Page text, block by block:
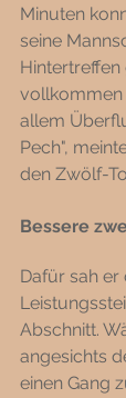
Minuten
seine
Hintertreffen
vollkommen
allem
Pech",
den Zwölf-
Bessere
Dafür sah er
Abschnitt.
angesichts
einen Gang